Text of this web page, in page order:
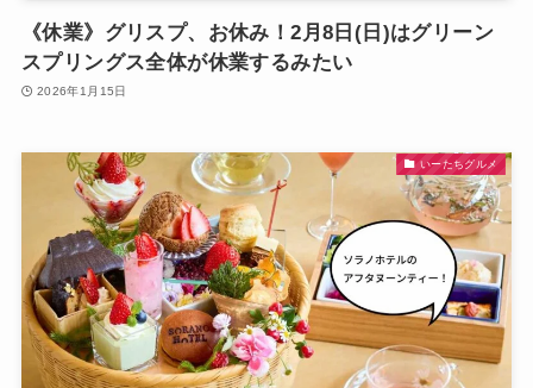
《休業》グリスプ、お休み！2月8日(日)はグリーン
スプリングス全体が休業するみたい
2026年1月15日
いーたちグルメ